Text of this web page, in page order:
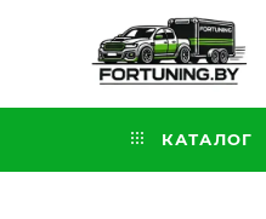
КАТАЛОГ